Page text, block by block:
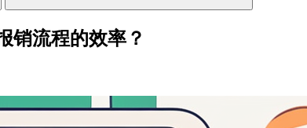
销流程的效率？